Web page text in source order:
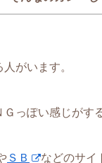
がいます。
Ｇっぽい感じがす
ＳＢ などのサイ